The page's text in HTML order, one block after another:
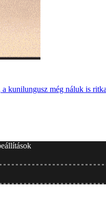
kunilungusz még náluk is